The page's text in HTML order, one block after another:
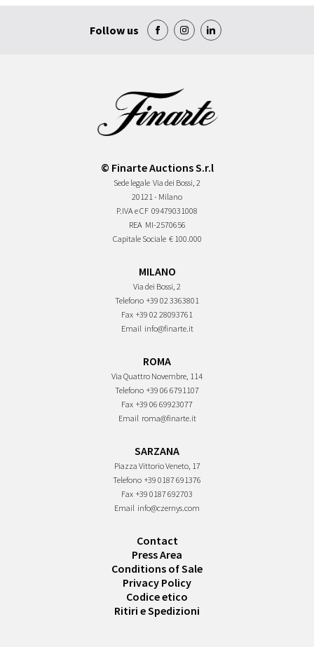
Follow us
© Finarte Auctions S.r.l
Sede legale Via dei Bossi, 2
20121 - Milano
P.IVA e CF 09479031008
REA MI-2570656
Capitale Sociale € 100.000
MILANO
Via dei Bossi, 2
Telefono +39 02 3363801
Fax +39 02 28093761
Email info@finarte.it
ROMA
Via Quattro Novembre, 114
Telefono +39 06 6791107
Fax +39 06 69923077
Email roma@finarte.it
SARZANA
Piazza Vittorio Veneto, 17
Telefono +39 0187 691376
Fax +39 0187 692703
Email info@czernys.com
Contact
Press Area
Conditions of Sale
Privacy Policy
Codice etico
Ritiri e Spedizioni